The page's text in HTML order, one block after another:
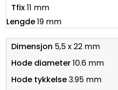
11 mm
19 mm
5,5 x 22 mm
10.6 mm
3.95 mm